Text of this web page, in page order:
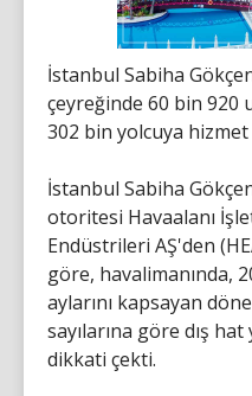
İstanbul Sabiha
çeyreğinde 60 bin 920
302 bin yolcuya hizmet
İstanbul Sabiha
otoritesi Havaalanı
Endüstrileri AŞ'den
göre, havalimanında,
aylarını kapsayan
sayılarına göre dış
dikkati çekti.